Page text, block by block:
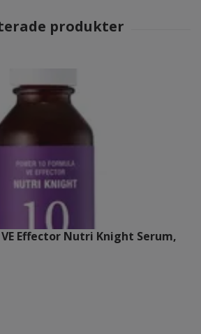
Effector Nutri Knight Serum,